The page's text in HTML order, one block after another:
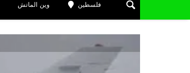
وين الماتش فلسطين